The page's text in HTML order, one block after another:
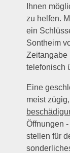
Ihnen
zu helfen.
ein
Sontheim
Zeitangabe
telefonisch
Eine
meist
Öffnungen
stellen für